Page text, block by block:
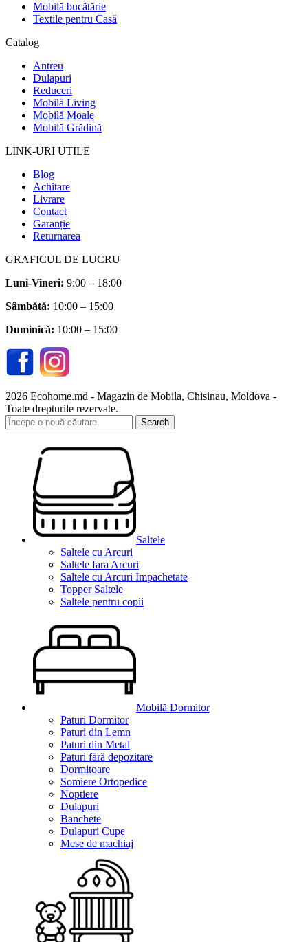
Mobilă bucătărie
Textile pentru Casă
Catalog
Antreu
Dulapuri
Reduceri
Mobilă Living
Mobilă Moale
Mobilă Grădină
LINK-URI UTILE
Blog
Achitare
Livrare
Contact
Garanție
Returnarea
GRAFICUL DE LUCRU
Luni-Vineri: 9:00 – 18:00
Sâmbătă: 10:00 – 15:00
Duminică: 10:00 – 15:00
2026 Ecohome.md - Magazin de Mobila, Chisinau, Moldova -
Toate drepturile rezervate.
Search
Saltele
Saltele cu Arcuri
Saltele fara Arcuri
Saltele cu Arcuri Impachetate
Topper Saltele
Saltele pentru copii
Mobilă Dormitor
Paturi Dormitor
Paturi din Lemn
Paturi din Metal
Paturi fără depozitare
Dormitoare
Somiere Ortopedice
Noptiere
Dulapuri
Banchete
Dulapuri Cupe
Mese de machiaj